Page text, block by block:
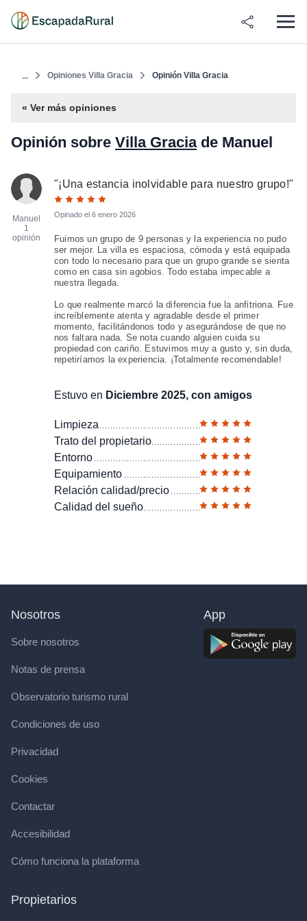
... Opiniones Villa Gracia Opinión Villa Gracia
« Ver más opiniones
Opinión sobre Villa Graciade Manuel
Manuel
1
opinión
"¡Una estancia inolvidable para nuestro grupo!"
Opinado el 6 enero 2026
Fuimos un grupo de 9 personas y la experiencia no pudo
ser mejor. La villa es espaciosa, cómoda y está equipada
con todo lo necesario para que un grupo grande se sienta
como en casa sin agobios. Todo estaba impecable a
nuestra llegada.
Lo que realmente marcó la diferencia fue la anfitriona. Fue
increíblemente atenta y agradable desde el primer
momento, facilitándonos todo y asegurándose de que no
nos faltara nada. Se nota cuando alguien cuida su
propiedad con cariño. Estuvimos muy a gusto y, sin duda,
repetiríamos la experiencia. ¡Totalmente recomendable!
Estuvo en Diciembre 2025, con amigos
Limpieza
Trato del propietario
Entorno
Equipamiento
Relación calidad/precio
Calidad del sueño
Nosotros
Sobre nosotros
Notas de prensa
Observatorio turismo rural
Condiciones de uso
Privacidad
Cookies
Contactar
Accesibilidad
Cómo funciona la plataforma
Propietarios
App